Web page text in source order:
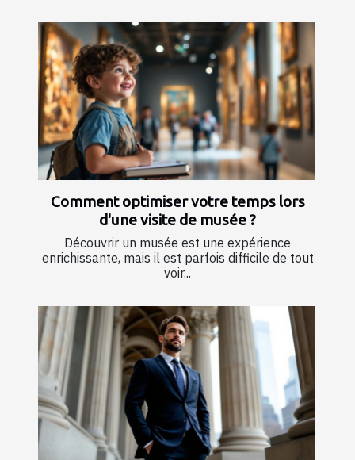
Comment optimiser votre temps lors
d'une visite de musée ?
Découvrir un musée est une expérience
enrichissante, mais il est parfois difficile de tout
voir...